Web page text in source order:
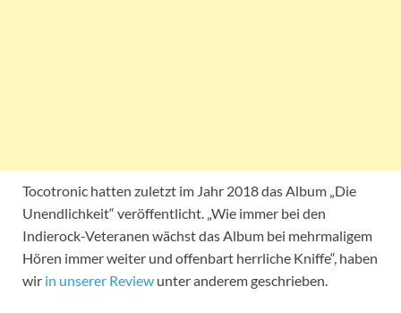
Tocotronic hatten zuletzt im Jahr 2018 das Album „Die
Unendlichkeit“ veröffentlicht. „Wie immer bei den
Indierock-Veteranen wächst das Album bei mehrmaligem
Hören immer weiter und offenbart herrliche Kniffe“, haben
wir in unserer Review unter anderem geschrieben.